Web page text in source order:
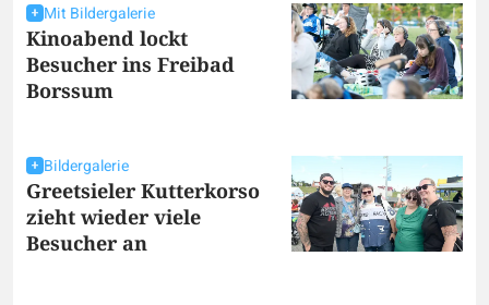
Mit Bildergalerie
Kinoabend lockt
Besucher ins Freibad
Borssum
Bildergalerie
Greetsieler Kutterkorso
zieht wieder viele
Besucher an